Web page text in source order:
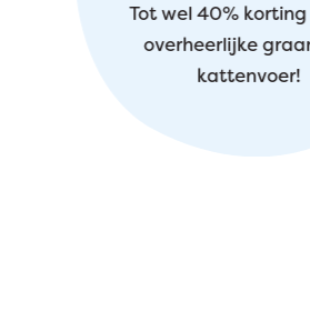
Tot wel 40% korting
overheerlijke
kattenvoer!